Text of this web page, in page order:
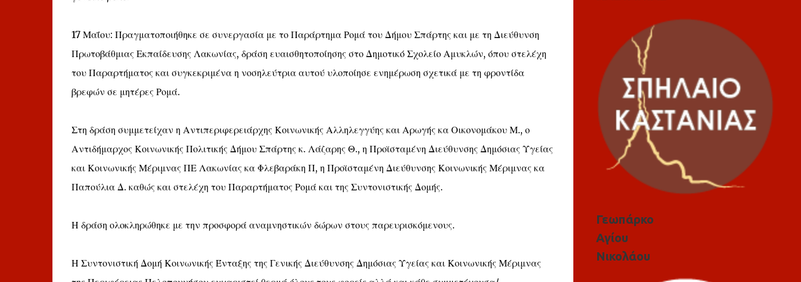
17 Μαΐου: Πραγματοποιήθηκε σε συνεργασία με το Παράρτημα Ρομά του Δήμου Σπάρτης και με τη Διεύθυνση
Πρωτοβάθμιας Εκπαίδευσης Λακωνίας, δράση ευαισθητοποίησης στο Δημοτικό Σχολείο Αμυκλών, όπου στελέχη
του Παραρτήματος και συγκεκριμένα η νοσηλεύτρια αυτού υλοποίησε ενημέρωση σχετικά με τη φροντίδα
βρεφών σε μητέρες Ρομά.
Στη δράση συμμετείχαν η Αντιπεριφερειάρχης Κοινωνικής Αλληλεγγύης και Αρωγής κα Οικονομάκου Μ., ο
Αντιδήμαρχος Κοινωνικής Πολιτικής Δήμου Σπάρτης κ. Λάζαρης Θ., η Προϊσταμένη Διεύθυνσης Δημόσιας Υγείας
και Κοινωνικής Μέριμνας ΠΕ Λακωνίας κα Φλεβαράκη Π, η Προϊσταμένη Διεύθυνσης Κοινωνικής Μέριμνας κα
Παπούλια Δ. καθώς και στελέχη του Παραρτήματος Ρομά και της Συντονιστικής Δομής.
Η δράση ολοκληρώθηκε με την προσφορά αναμνηστικών δώρων στους παρευρισκόμενους.
Η Συντονιστική Δομή Κοινωνικής Ένταξης της Γενικής Διεύθυνσης Δημόσιας Υγείας και Κοινωνικής Μέριμνας
Γεωπάρκο
Αγίου
Νικολάου